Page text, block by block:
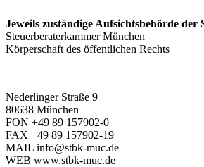
Jeweils zuständige Aufsichtsbehörde der
Steuerberaterkammer München
Körperschaft des öffentlichen Rechts
Nederlinger Straße 9
80638 München
FON +49 89 157902-0
FAX +49 89 157902-19
MAIL info@stbk-muc.de
WEB www.stbk-muc.de